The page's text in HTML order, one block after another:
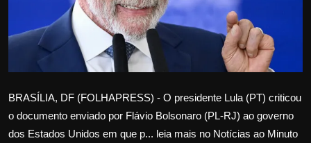
Internacional
APOIE
Educação
Justiça
BRASÍLIA, DF (FOLHAPRESS) - O presidente Lula (PT) criticou
o documento enviado por Flávio Bolsonaro (PL-RJ) ao governo
dos Estados Unidos em que p... leia mais no Notícias ao Minuto